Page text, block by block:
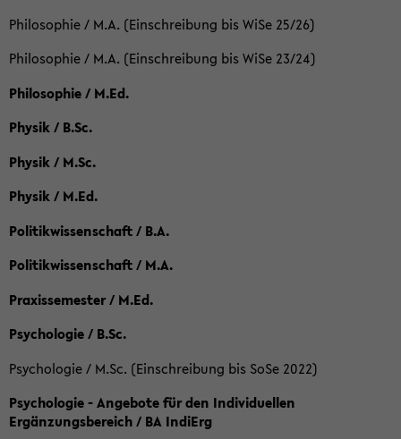
Philosophie / M.A. (Einschreibung bis WiSe 25/26)
Philosophie / M.A. (Einschreibung bis WiSe 23/24)
Philosophie / M.Ed.
Physik / B.Sc.
Physik / M.Sc.
Physik / M.Ed.
Politikwissenschaft / B.A.
Politikwissenschaft / M.A.
Praxissemester / M.Ed.
Psychologie / B.Sc.
Psychologie / M.Sc. (Einschreibung bis SoSe 2022)
Psychologie - Angebote für den Individuellen
Ergänzungsbereich / BA IndiErg